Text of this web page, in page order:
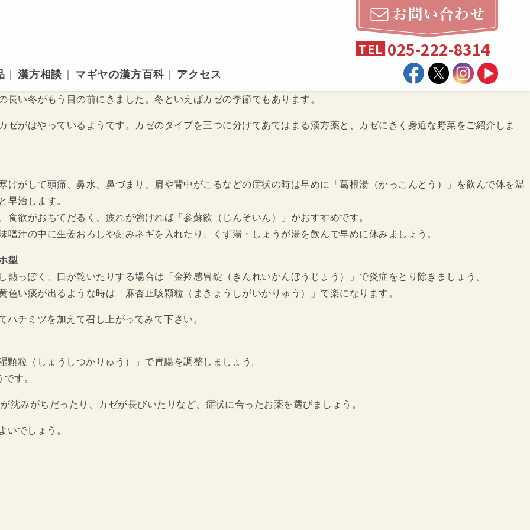
TEL 025-222-8314
漢方相談 マギヤの漢方百科 アクセス
長い冬がもう目の前にきました。冬といえばカゼの季節でもあります。
ゼがはやっているようです。カゼのタイプを三つに分けてあてはまる漢方薬と、カゼにきく身近な野菜をご紹介しま
けがして頭痛、鼻水、鼻づまり、肩や背中がこるなどの症状の時は早めに「葛根湯（かっこんとう）」を飲んで体を温
早治します。
食欲がおちてだるく、疲れが強ければ「参蘇飲（じんそいん）」がおすすめです。
噌汁の中に生姜おろしや刻みネギを入れたり、くず湯・しょうが湯を飲んで早めに休みましょう。
型
熱っぽく、口が乾いたりする場合は「金羚感冒錠（きんれいかんぼうじょう）」で炎症をとり除きましょう。
色い痰が出るような時は「麻杏止咳顆粒（まきょうしがいかりゅう）」で楽になります。
チミツを加えて召し上がってみて下さい。
粒（しょうしつかりゅう）」で胃腸を調整しましょう。
す。
沈みがちだったり、カゼが長びいたりなど、症状に合ったお薬を選びましょう。
いでしょう。